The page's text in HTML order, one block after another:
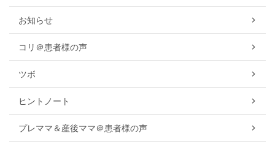
お知らせ
コリ＠患者様の声
ツボ
ヒントノート
プレママ＆産後ママ＠患者様の声